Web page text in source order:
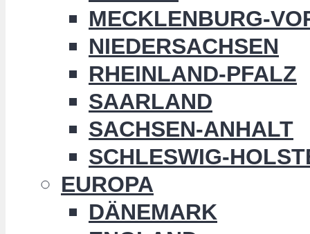
MECKLENBURG-
NIEDERSACHSEN
RHEINLAND-PFALZ
SAARLAND
SACHSEN-ANHALT
SCHLESWIG-
EUROPA
DÄNEMARK